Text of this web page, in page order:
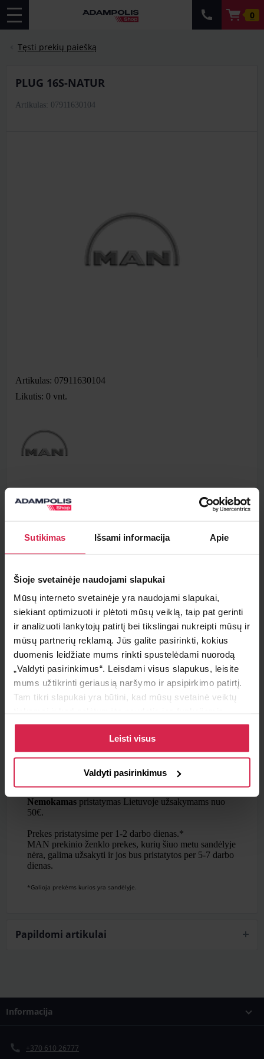
Sutikimas Išsami informacija Apie
Šioje svetainėje naudojami slapukai
Mūsų interneto svetainėje yra naudojami slapukai,
siekiant optimizuoti ir plėtoti mūsų veiklą, taip pat gerinti
ir analizuoti lankytojų patirtį bei tikslingai nukreipti mūsų ir
mūsų partnerių reklamą. Jūs galite pasirinkti, kokius
duomenis leidžiate mums rinkti spustelėdami nuorodą
„Valdyti pasirinkimus“. Leisdami visus slapukus, leisite
mums užtikrinti geriausią naršymo ir apsipirkimo patirtį.
Tam tikri slapukai yra būtini, kad mūsų svetainė veiktų
Daugiau informacijos apie slapukus ir kaip mes juos
naudojame galite rasti mūsų slapukų politikoje, taip pat
https://www.allaboutcookies.org/
Leisti visus
Valdyti pasirinkimus
0
Tęsti prekių paiešką
PLUG 16S-NATUR
Artikulas: 07911630104
Artikulas: 07911630104
Likutis: 0 vnt.
19,50 €
Minimalus pirkimo kiekis 1vnt.
Pakuotės informacija 1 vnt.
Teirautis apie prekę
Radai pigiau ?
Pristatymo sąlygos
Paruoštus užsakymus galite atsiimti pasirinktame
padalinyje nemokamai.
Pristatymas pasirinktu adresu
Nemokamas pristatymas Lietuvoje užsakymams nuo
50€.
Prekes pristatysime per 1-2 darbo dienas.*
MAN prekinio ženklo prekes, kurių šiuo metu sandėlyje
nėra, galima užsakyti ir jos bus pristatytos per 5-7 darbo
dienas.
*Galioja prekėms kurios yra sandėlyje.
Papildomi artikulai
Informacija
+370 610 26777